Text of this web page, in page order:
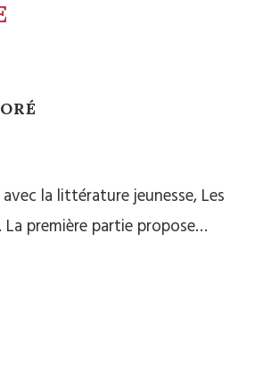
la littérature jeunesse, Les
première partie propose…